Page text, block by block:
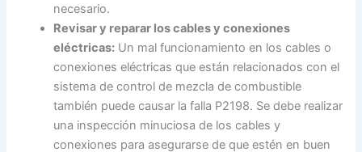
necesario.
Revisar y reparar los cables y conexiones
eléctricas: Un mal funcionamiento en los cables o
conexiones eléctricas que están relacionados con el
sistema de control de mezcla de combustible
también puede causar la falla P2198. Se debe realizar
una inspección minuciosa de los cables y
conexiones para asegurarse de que estén en buen